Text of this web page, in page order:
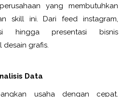
yang membutuhkan
skill ini. Dari feed instagram,
hingga presentasi bisnis
desain grafis.
Data
usaha dengan cepat.